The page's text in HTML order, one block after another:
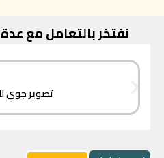
نفتخر بالتعامل مع
تصوير جوي